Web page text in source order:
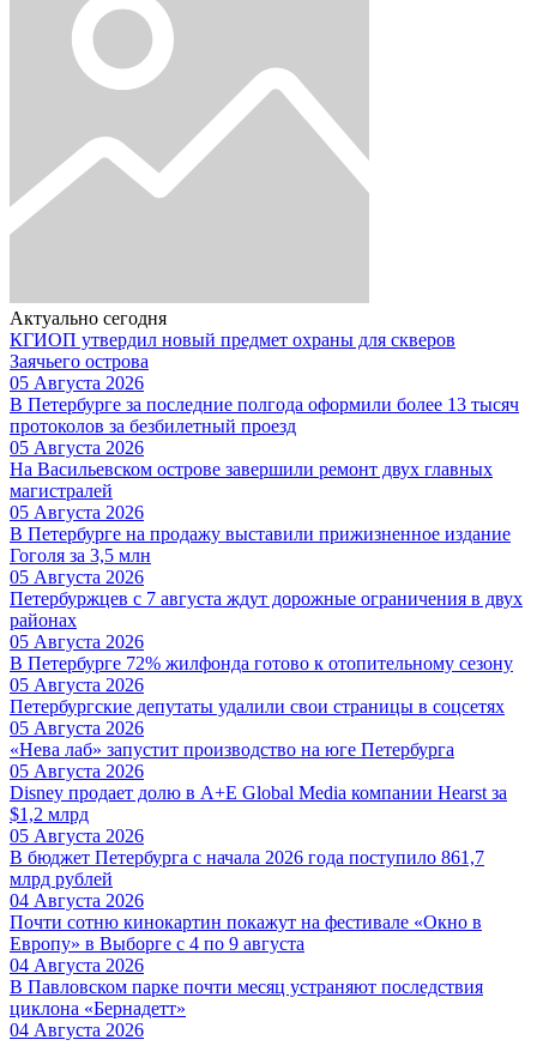
Актуально сегодня
КГИОП утвердил новый предмет охраны для скверов
Заячьего острова
05 Августа 2026
В Петербурге за последние полгода оформили более 13 тысяч
протоколов за безбилетный проезд
05 Августа 2026
На Васильевском острове завершили ремонт двух главных
магистралей
05 Августа 2026
В Петербурге на продажу выставили прижизненное издание
Гоголя за 3,5 млн
05 Августа 2026
Петербуржцев с 7 августа ждут дорожные ограничения в двух
районах
05 Августа 2026
В Петербурге 72% жилфонда готово к отопительному сезону
05 Августа 2026
Петербургские депутаты удалили свои страницы в соцсетях
05 Августа 2026
«Нева лаб» запустит производство на юге Петербурга
05 Августа 2026
Disney продает долю в A+E Global Media компании Hearst за
$1,2 млрд
05 Августа 2026
В бюджет Петербурга с начала 2026 года поступило 861,7
млрд рублей
04 Августа 2026
Почти сотню кинокартин покажут на фестивале «Окно в
Европу» в Выборге с 4 по 9 августа
04 Августа 2026
В Павловском парке почти месяц устраняют последствия
циклона «Бернадетт»
04 Августа 2026